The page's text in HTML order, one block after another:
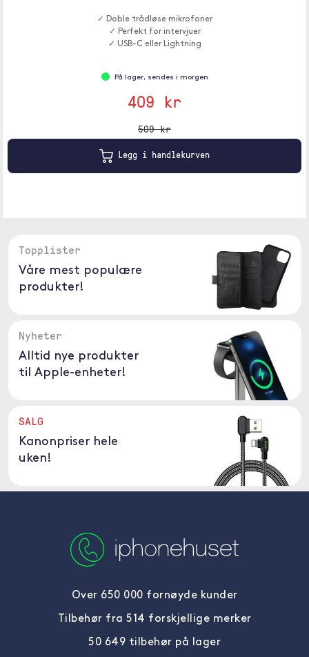
✓ Doble trådløse mikrofoner
✓ Perfekt for intervjuer
✓ USB-C eller Lightning
På lager, sendes i morgen
409 kr
509 kr
Legg i handlekurven
Topplister
Våre mest populære
produkter!
Nyheter
Alltid nye produkter
til Apple-enheter!
SALG
Kanonpriser hele
uken!
Over 650 000 fornøyde kunder
Tilbehør fra 514 forskjellige merker
50 649 tilbehør på lager